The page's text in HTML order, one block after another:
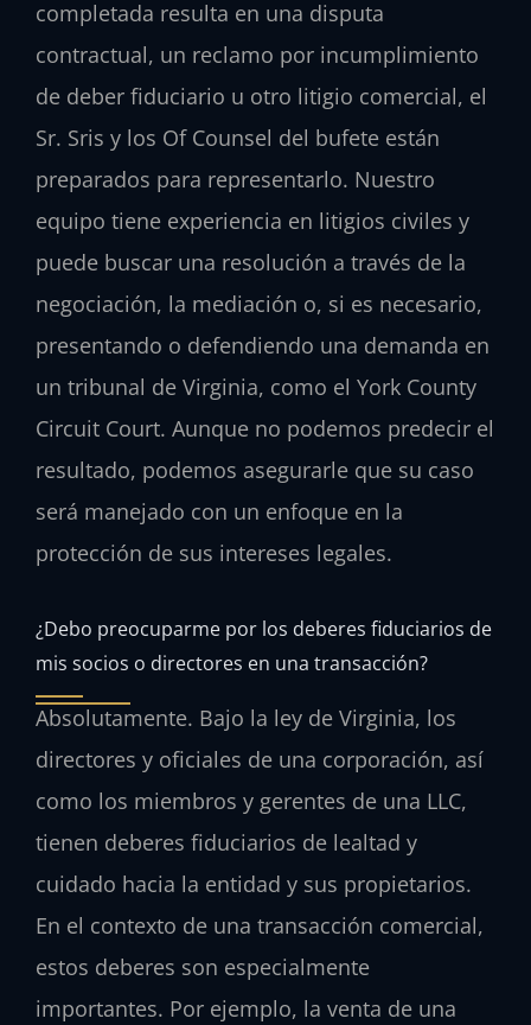
completada resulta en una disputa
contractual, un reclamo por incumplimiento
de deber fiduciario u otro litigio comercial, el
Sr. Sris y los Of Counsel del bufete están
preparados para representarlo. Nuestro
equipo tiene experiencia en litigios civiles y
puede buscar una resolución a través de la
negociación, la mediación o, si es necesario,
presentando o defendiendo una demanda en
un tribunal de Virginia, como el York County
Circuit Court. Aunque no podemos predecir el
resultado, podemos asegurarle que su caso
será manejado con un enfoque en la
protección de sus intereses legales.
¿Debo preocuparme por los deberes fiduciarios de
mis socios o directores en una transacción?
Absolutamente. Bajo la ley de Virginia, los
directores y oficiales de una corporación, así
como los miembros y gerentes de una LLC,
tienen deberes fiduciarios de lealtad y
cuidado hacia la entidad y sus propietarios.
En el contexto de una transacción comercial,
estos deberes son especialmente
importantes. Por ejemplo, la venta de una